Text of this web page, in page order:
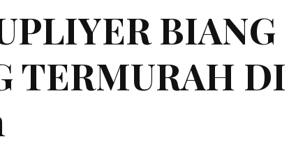
BIANG
TERMURAH DI